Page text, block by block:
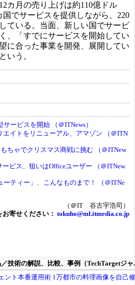
カ月の売り上げは約110億ドル
国でサービスを提供しながら、220
ている。当面、新しい国でサービ
、「すでにサービスを開始してい
に合った事業を開発、展開してい
いう。
ービスを開始 （＠ITNews）
エイトをリニューアル、アマゾン （＠ITN
ちゃでクリスマス商戦に挑む （＠ITNew
ビス、狙いはOfficeユーザー （＠ITNew
ーティー」、こんなものまで！ （＠ITNe
（＠IT 谷古宇浩司）
お寄せください： tokuho@ml.itmedia.co.jp